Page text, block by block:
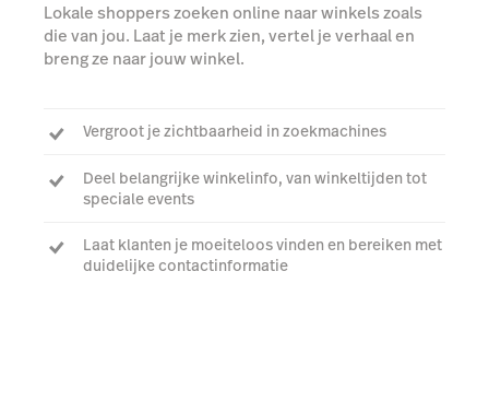
Lokale shoppers zoeken online naar winkels zoals
die van jou. Laat je merk zien, vertel je verhaal en
breng ze naar jouw winkel.
Vergroot je zichtbaarheid in zoekmachines
Deel belangrijke winkelinfo, van winkeltijden tot
speciale events
Laat klanten je moeiteloos vinden en bereiken met
duidelijke contactinformatie